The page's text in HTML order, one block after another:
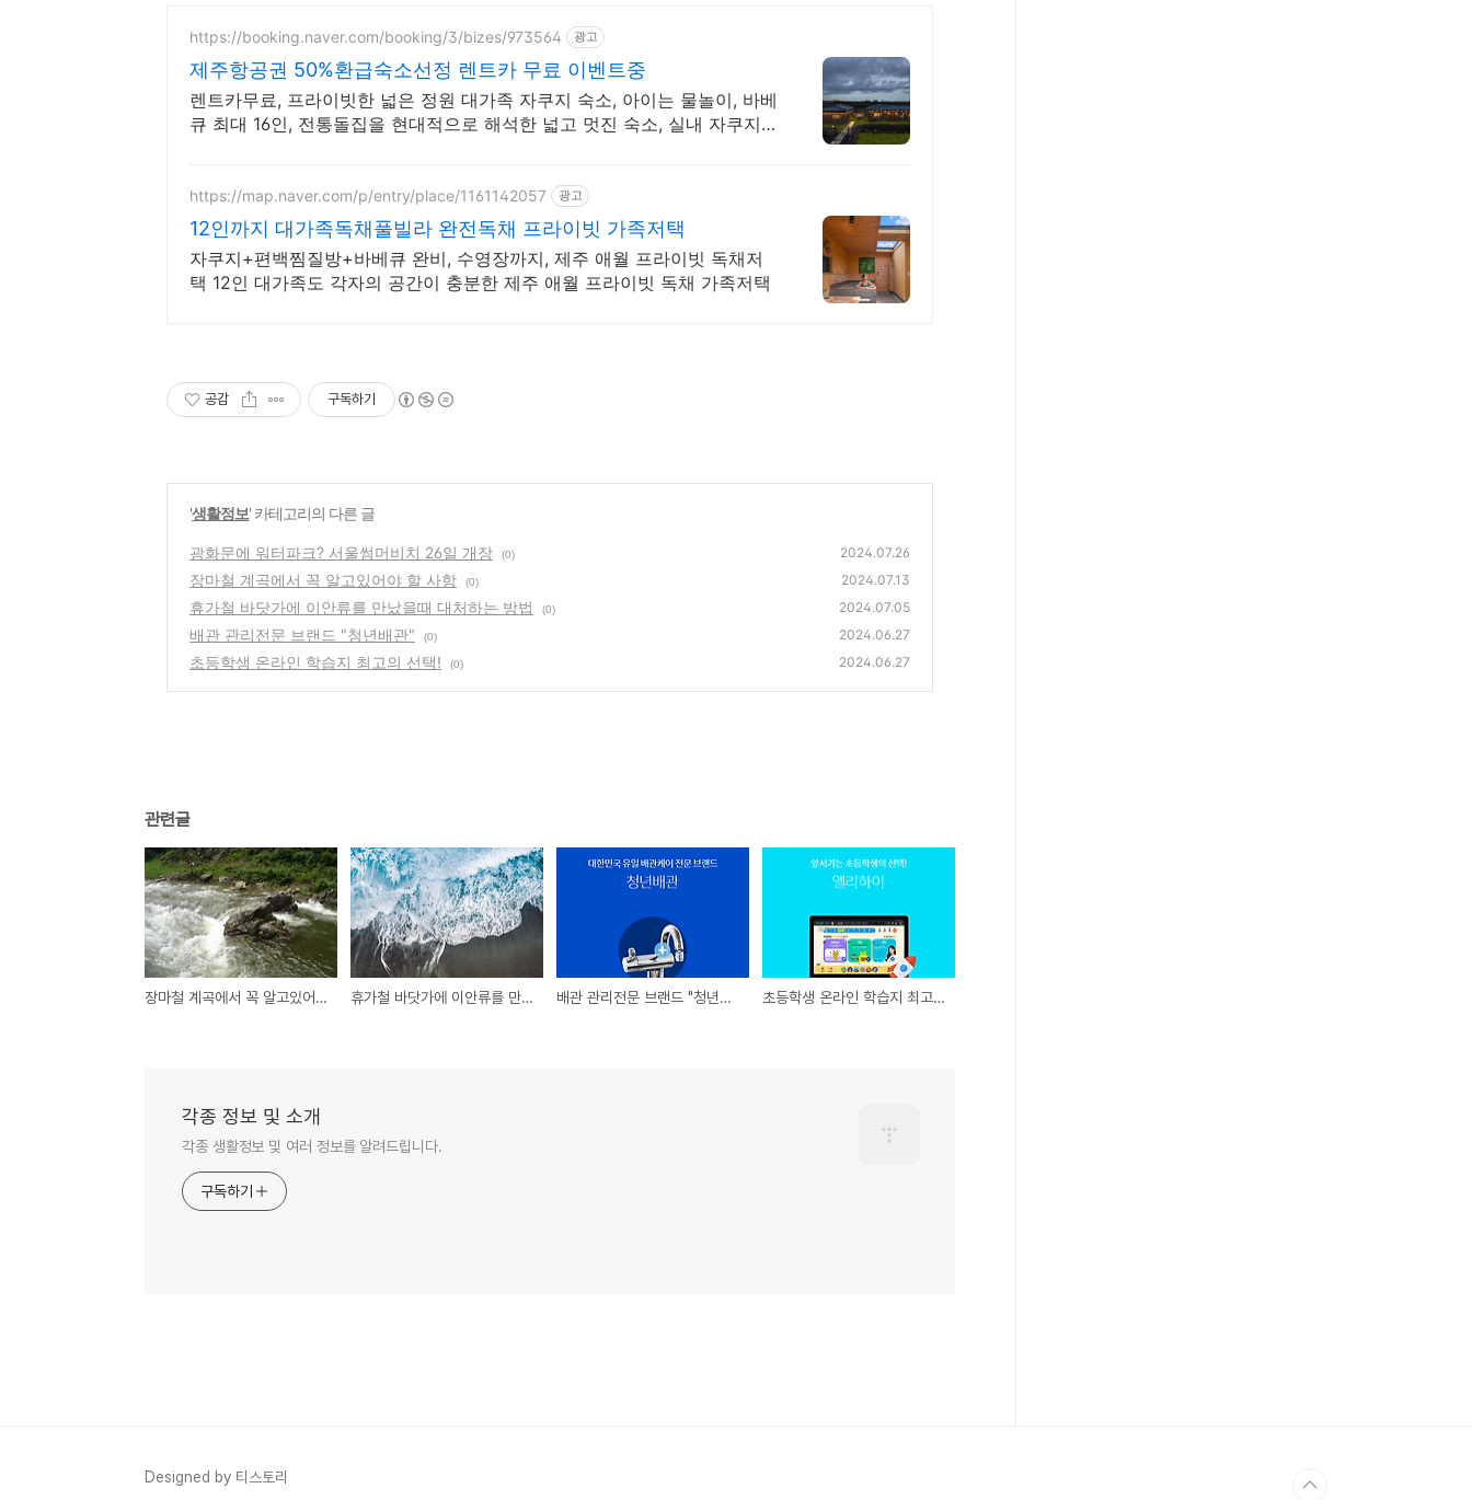
https://booking.naver.com/booking/3/bizes/973564 광고
제주항공권 50%환급숙소선정 렌트카 무료 이벤트중
렌트카무료, 프라이빗한 넓은 정원 대가족 자쿠지 숙소, 아이는 물놀이, 바베
큐 최대 16인, 전통돌집을 현대적으로 해석한 넓고 멋진 숙소, 실내 자쿠지,
https://map.naver.com/p/entry/place/1161142057 광고
12인까지 대가족독채풀빌라 완전독채 프라이빗 가족저택
자쿠지+편백찜질방+바베큐 완비, 수영장까지, 제주 애월 프라이빗 독채저
택 12인 대가족도 각자의 공간이 충분한 제주 애월 프라이빗 독채 가족저택
공감 구독하기
'생활정보' 카테고리의 다른 글
광화문에 워터파크? 서울썸머비치 26일 개장 (0) 2024.07.26
장마철 계곡에서 꼭 알고있어야 할 사항 (0) 2024.07.13
휴가철 바닷가에 이안류를 만났을때 대처하는 방법 (0) 2024.07.05
배관 관리전문 브랜드 "청년배관" (0) 2024.06.27
초등학생 온라인 학습지 최고의 선택! (0) 2024.06.27
관련글
장마철 계곡에서 꼭 알고있어야 할 사항 휴가철 바닷가에 이안류를 만났을때 대처하는 방법 배관 관리전문 브랜드 "청년배관" 초등학생 온라인 학습지 최고의 선택!
각종 정보 및 소개
각종 생활정보 및 여러 정보를 알려드립니다.
구독하기
Designed by 티스토리